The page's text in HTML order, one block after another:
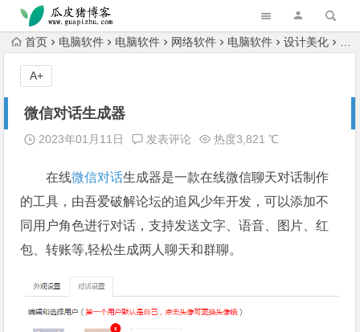
跳转到主内容
首页 电脑软件 电脑软件 网络软件 电脑软件 设计美化
微信对话生成器
2023年01月11日 发表评论 热度3,821 ℃
在线微信对话生成器是一款在线微信聊天对话制作
的工具，由吾爱破解论坛的追风少年开发，可以添加不
同用户角色进行对话，支持发送文字、语音、图片、红
包、转账等,轻松生成两人聊天和群聊。
A+